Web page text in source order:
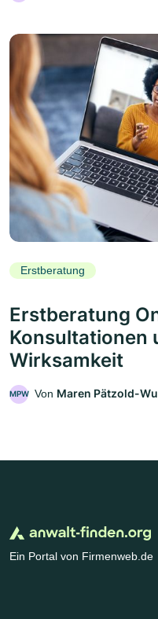
Erstberatung
Erstberatung
Konsultationen
Wirksamkeit
MPW Von Maren Pätzold-
Ein Portal von Firmenweb.de